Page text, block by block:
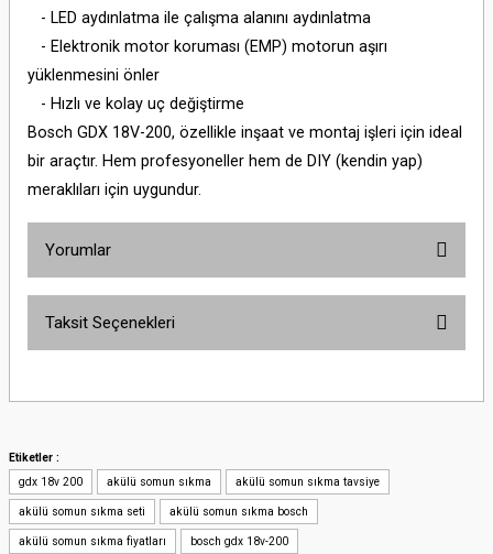
- LED aydınlatma ile çalışma alanını aydınlatma
- Elektronik motor koruması (EMP) motorun aşırı
yüklenmesini önler
- Hızlı ve kolay uç değiştirme
Bosch GDX 18V-200, özellikle inşaat ve montaj işleri için ideal
bir araçtır. Hem profesyoneller hem de DIY (kendin yap)
meraklıları için uygundur.
Yorumlar
Yorum Yaz
Taksit Seçenekleri
Etiketler :
gdx 18v 200
akülü somun sıkma akülü somun sıkma tavsiye
akülü somun sıkma seti akülü somun sıkma bosch
akülü somun sıkma fiyatları bosch gdx 18v-200